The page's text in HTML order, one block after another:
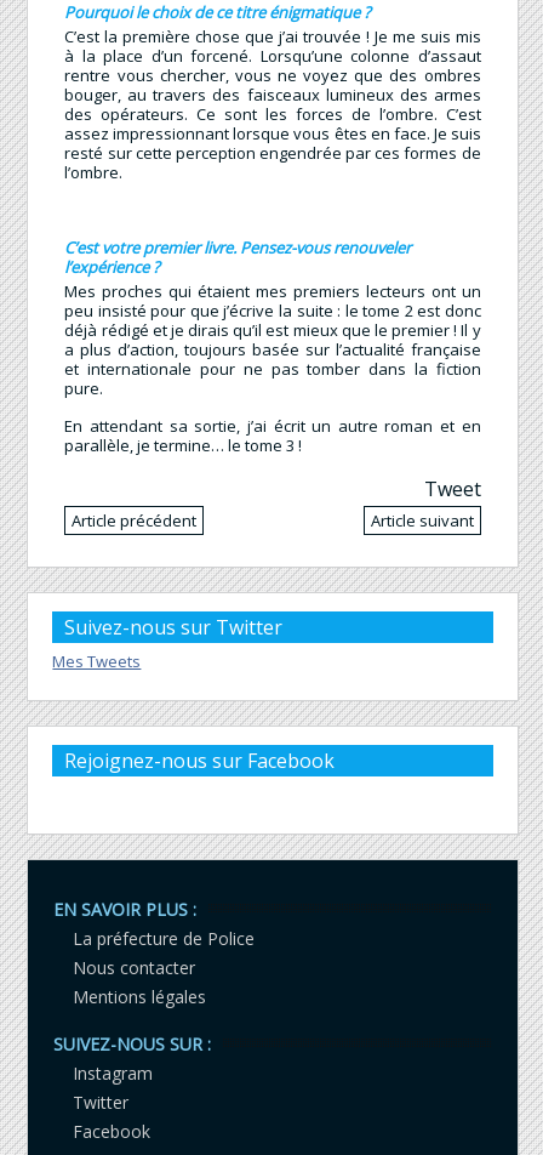
Pourquoi le choix de ce titre énigmatique ?
C’est la première chose que j’ai trouvée ! Je me suis mis
à la place d’un forcené. Lorsqu’une colonne d’assaut
rentre vous chercher, vous ne voyez que des ombres
bouger, au travers des faisceaux lumineux des armes
des opérateurs. Ce sont les forces de l’ombre. C’est
assez impressionnant lorsque vous êtes en face. Je suis
resté sur cette perception engendrée par ces formes de
l’ombre.
C’est votre premier livre. Pensez-vous renouveler
l’expérience ?
Mes proches qui étaient mes premiers lecteurs ont un
peu insisté pour que j’écrive la suite : le tome 2 est donc
déjà rédigé et je dirais qu’il est mieux que le premier ! Il y
a plus d’action, toujours basée sur l’actualité française
et internationale pour ne pas tomber dans la fiction
pure.
En attendant sa sortie, j’ai écrit un autre roman et en
parallèle, je termine… le tome 3 !
Tweet
Article précédent Article suivant
Suivez-nous sur Twitter
Mes Tweets
Rejoignez-nous sur Facebook
EN SAVOIR PLUS :
La préfecture de Police
Nous contacter
Mentions légales
SUIVEZ-NOUS SUR :
Instagram
Twitter
Facebook